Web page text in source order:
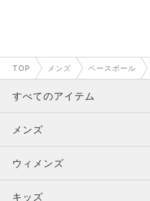
TOP メンズ ベースボール
すべてのアイテム
メンズ
ウィメンズ
キッズ
メンズ
トップス
ボトムス
ウィメンズ
トップス
キッズ